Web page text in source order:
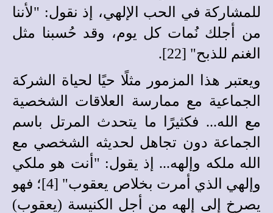
للمشاركة في الحب الإلهي، إذ نقول: "لأننا
من أجلك نُمات كل يوم، وقد حُسبنا مثل
الغنم للذبح" [22].
ويعتبر هذا المزمور مثلًا حيًا لحياة الشركة
الجماعية مع ممارسة العلاقات الشخصية
مع الله... فكثيرًا ما يتحدث المرتل باسم
الجماعة دون تجاهل لحديثه الشخصي مع
الله ملكه وإلهه... إذ يقول: "أنت هو ملكي
وإلهي الذي أمرت بخلاص يعقوب" [4]؛ فهو
يصرخ إلى إلهه من أجل الكنيسة (يعقوب)